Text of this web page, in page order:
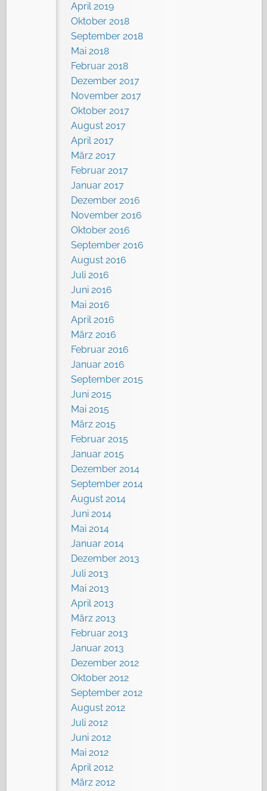
April 2019
Oktober 2018
September 2018
Mai 2018
Februar 2018
Dezember 2017
November 2017
Oktober 2017
August 2017
April 2017
März 2017
Februar 2017
Januar 2017
Dezember 2016
November 2016
Oktober 2016
September 2016
August 2016
Juli 2016
Juni 2016
Mai 2016
April 2016
März 2016
Februar 2016
Januar 2016
September 2015
Juni 2015
Mai 2015
März 2015
Februar 2015
Januar 2015
Dezember 2014
September 2014
August 2014
Juni 2014
Mai 2014
Januar 2014
Dezember 2013
Juli 2013
Mai 2013
April 2013
März 2013
Februar 2013
Januar 2013
Dezember 2012
Oktober 2012
September 2012
August 2012
Juli 2012
Juni 2012
Mai 2012
April 2012
März 2012